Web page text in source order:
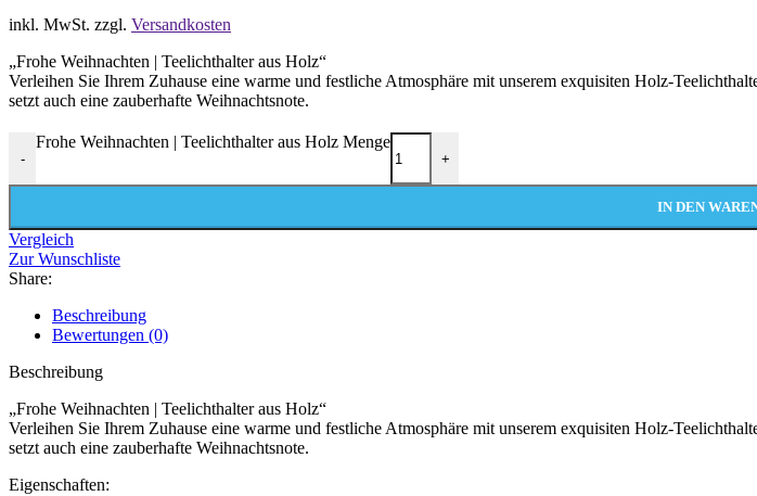
inkl. MwSt. zzgl. Versandkosten
„Frohe Weihnachten | Teelichthalter aus Holz“
Verleihen Sie Ihrem Zuhause eine warme und festliche Atmosphäre mit unserem exquisiten Holz-
setzt auch eine zauberhafte Weihnachtsnote.
-
Frohe Weihnachten | Teelichthalter aus Holz Menge
+
IN DEN
Vergleich
Zur Wunschliste
Share:
Beschreibung
Bewertungen (0)
Beschreibung
„Frohe Weihnachten | Teelichthalter aus Holz“
Verleihen Sie Ihrem Zuhause eine warme und festliche Atmosphäre mit unserem exquisiten Holz-
setzt auch eine zauberhafte Weihnachtsnote.
Eigenschaften: